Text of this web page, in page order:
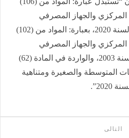
المركزي والجهاز المصرفي
الصادر بالقانون رقم 194 لسنة 2020، بعبارة: المواد من (102)
المركزي والجهاز المصرفي
الصادر بالقانون رقم 88 لسنة 2003، والواردة في المادة (62)
المتوسطة والصغيرة ومتناهية
التالى